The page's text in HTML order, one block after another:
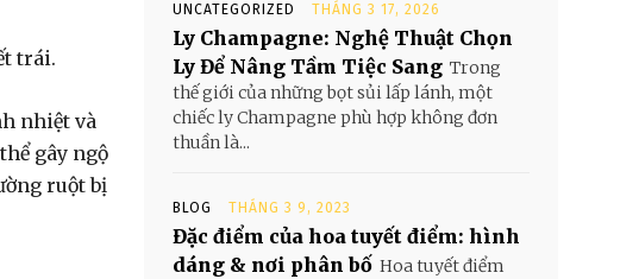
trái.
nhiệt và
gây ngộ
ruột bị
UNCATEGORIZED THÁNG 3 17, 2026
Ly Champagne: Nghệ Thuật Chọn
Ly Để Nâng Tầm Tiệc Sang Trong
thế giới của những bọt sủi lấp lánh, một
chiếc ly Champagne phù hợp không đơn
thuần là...
BLOG THÁNG 3 9, 2023
Đặc điểm của hoa tuyết điểm: hình
dáng & nơi phân bố Hoa tuyết điểm